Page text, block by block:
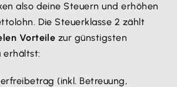
also deine Steuern und erhöhen
Die Steuerklasse 2 zählt
Vorteile zur günstigsten
erhältst:
(inkl. Betreuung,